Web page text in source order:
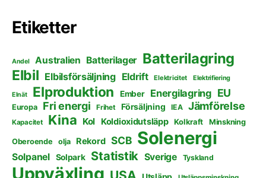
Etiketter
Andel Australien Batterilager Batterilagring
Elbil Elbilsförsäljning Eldrift Elektricitet Elektrifiering
Elnät Elproduktion Ember Energilagring EU
Europa Fri energi Frihet Försäljning IEA Jämförelse
Kapacitet Kina Kol Koldioxidutsläpp Kolkraft Minskning
Oberoende olja Rekord SCB Solenergi
Solpanel Solpark Statistik Sverige Tyskland
Uppväxling